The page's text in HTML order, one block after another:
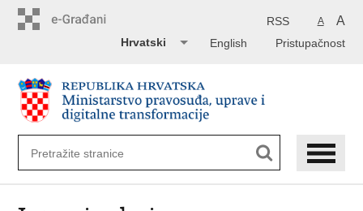
A A
RSS
Pristupačnost
English
Hrvatski